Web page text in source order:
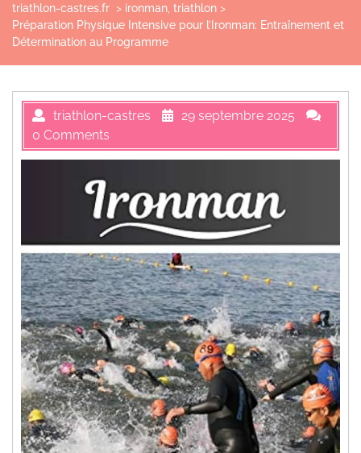
triathlon-castres.fr > ironman triathlon >
Préparation Physique Intensive pour l’Ironman: Entraînement et
Détermination au Programme
triathlon-castres
29 septembre 2025
0 Comments